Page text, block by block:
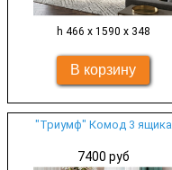
h 466 х 1590 х 348
"Триумф" Комод 3 ящика
7400 руб